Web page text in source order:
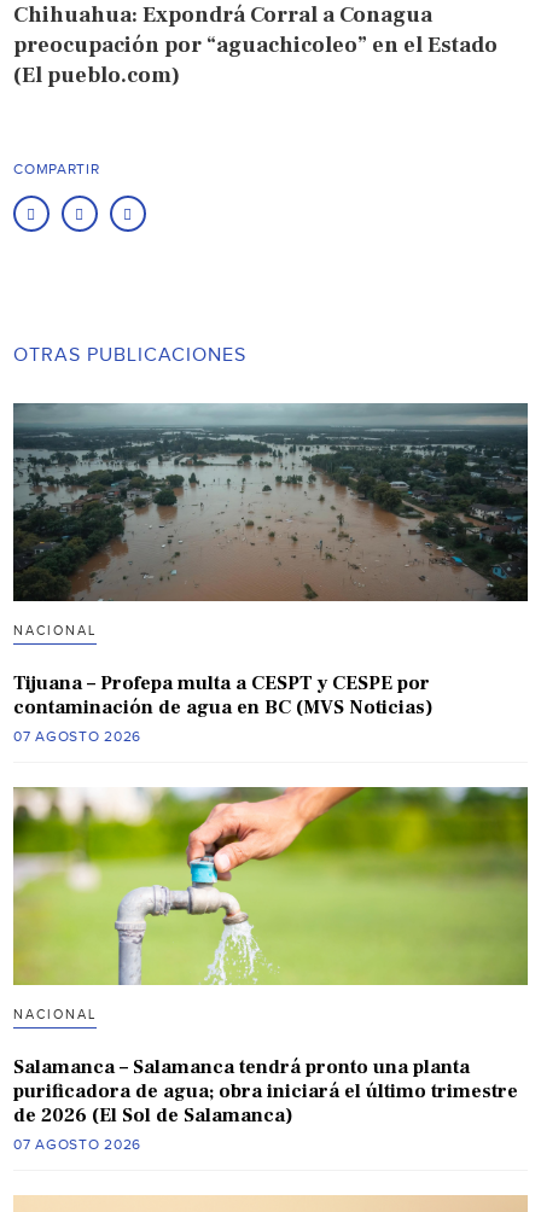
Chihuahua: Expondrá Corral a Conagua
preocupación por “aguachicoleo” en el Estado
(El pueblo.com)
COMPARTIR
OTRAS PUBLICACIONES
NACIONAL
Tijuana – Profepa multa a CESPT y CESPE por
contaminación de agua en BC (MVS Noticias)
07 AGOSTO 2026
NACIONAL
Salamanca – Salamanca tendrá pronto una planta
purificadora de agua; obra iniciará el último trimestre
de 2026 (El Sol de Salamanca)
07 AGOSTO 2026